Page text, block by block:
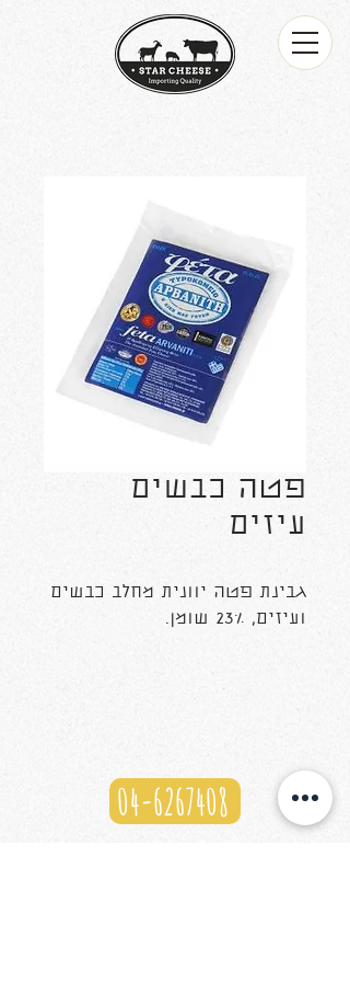
פטה כבשים
עיזים
גבינת פטה יוונית מחלב כבשים
ועיזים, 23% שומן.
04-6267408